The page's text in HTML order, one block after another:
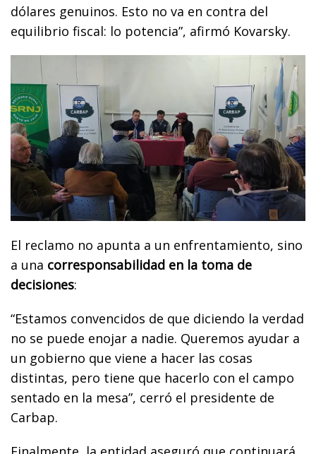
dólares genuinos. Esto no va en contra del
equilibrio fiscal: lo potencia”, afirmó Kovarsky.
El reclamo no apunta a un enfrentamiento, sino
a una corresponsabilidad en la toma de
decisiones:
“Estamos convencidos de que diciendo la verdad
no se puede enojar a nadie. Queremos ayudar a
un gobierno que viene a hacer las cosas
distintas, pero tiene que hacerlo con el campo
sentado en la mesa”, cerró el presidente de
Carbap.